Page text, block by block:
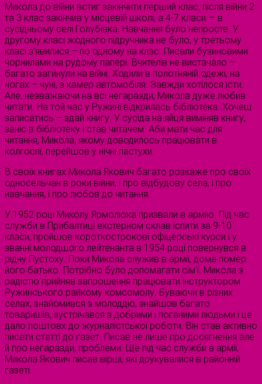
Микола до війни встиг закінчити перший клас, після війни 2
та 3 клас закінчив у місцевій школі, а 4-7 класи — в
сусідньому селі Голубівка. Навчання було непросте. У
другому класі жодного підручника не було, у третьому
класі з’явилися – по одному на клас. Писали бузиновими
чорнилами на рудому папері. Вчителів не вистачало –
багато загинули на війні. Ходили в полотняній одежі, на
ногах – чуні, з камер автомобіля. Завжди хотілося їсти.
Але, незважаючи на всі негаразди, Микола дуже любив
читати. На той час у Ружині відкрилась бібліотека. Хочеш
записатись – здай книгу. У сусіда на яйця виміняв книгу,
заніс в бібліотеку і став читачем. Аби мати час для
читання, Микола, якому доводилось працювати в
колгоспі, перейшов у нічні пастухи.
В своїх книгах Микола Якович багато розкаже про своїх
односельчан в роки війни, і про відбудову села, і про
навчання, і про любов до читання.
У 1952 році Миколу Ярмолюка призвали в армію. Під час
служби в Прибалтиці екстерном склав іспити за 9-10
класи, пройшов короткострокові офіцерські курси і у
званні молодшого лейтенанта в 1954 році повернувся в
рідну Пустоху. Поки Микола служив в армії, дома помер
його батько. Потрібно було допомагати сім’ї. Микола з
радістю прийняв запрошення працювати інструктором
Ружинського райкому комсомолу. Буваючи в різних
селах, знайомився з молоддю, знайшов багато
товаришів, зустрічався з добрими і поганими людьми і це
дало поштовх до журналістської роботи. Він став активно
писати статті до газет. Писав не лише про досягнення але
й про негаразди, проблеми. Ще під час служби в армії,
Микола Якович писав вірші, які друкувалися в районній
газеті.